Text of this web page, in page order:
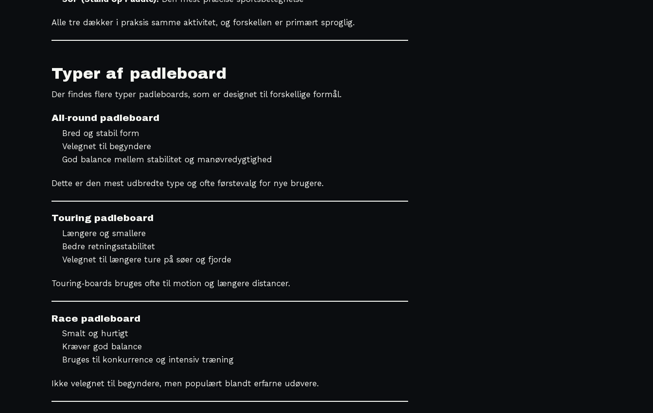
Alle tre dækker i praksis samme aktivitet, og forskellen er primært sproglig.
Typer af padleboard
Der findes flere typer padleboards, som er designet til forskellige formål.
All‑round padleboard
Bred og stabil form
Velegnet til begyndere
God balance mellem stabilitet og manøvredygtighed
Dette er den mest udbredte type og ofte førstevalg for nye brugere.
Touring padleboard
Længere og smallere
Bedre retningsstabilitet
Velegnet til længere ture på søer og fjorde
Touring‑boards bruges ofte til motion og længere distancer.
Race padleboard
Smalt og hurtigt
Kræver god balance
Bruges til konkurrence og intensiv træning
Ikke velegnet til begyndere, men populært blandt erfarne udøvere.